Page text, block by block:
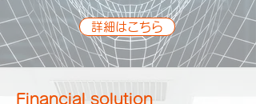
詳細はこちら
Financial solution